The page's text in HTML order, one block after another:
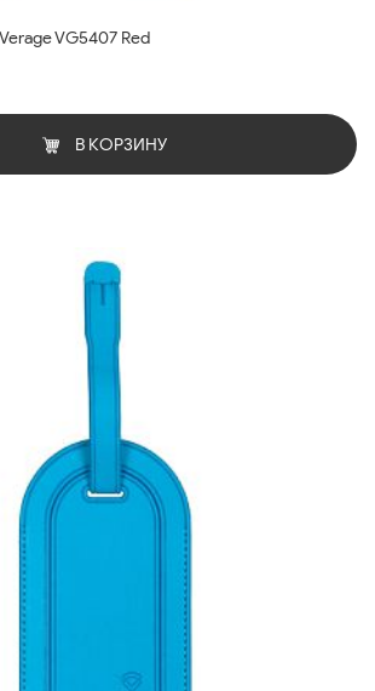
VG5407 Red
В КОРЗИНУ